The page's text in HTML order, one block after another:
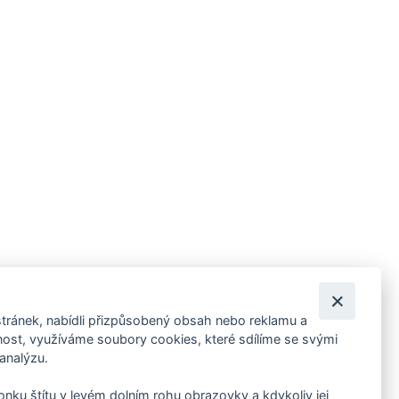
pozvánky na kulturní a sportovní akce?
nabídli přizpůsobený obsah nebo reklamu a
využíváme soubory cookies, které sdílíme se svými
štítu v levém dolním rohu obrazovky a kdykoliv jej